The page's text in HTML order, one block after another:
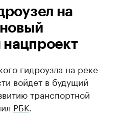
на
гидроузла на реке
войдет в будущий
транспортной
РБК